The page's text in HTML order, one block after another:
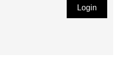
Login